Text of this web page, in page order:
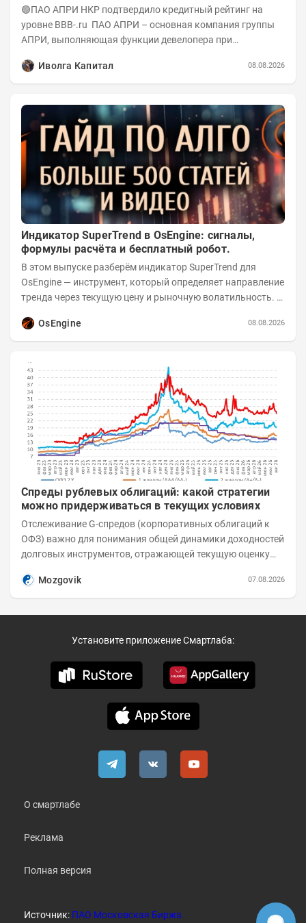
А-(RU) / Элит Строй присвоен на уровне BBB.ru)
🟢ПАО АПРИ НКР подтвердило кредитный рейтинг на
уровне BBB-.ru ПАО АПРИ – основная компания группы
АПРИ, выполняющая функции девелопера при
Иволга Капитал
08.08.2026
Индикатор SuperTrend в OsEngine: сигналы,
формулы расчёта и бесплатный робот.
В этом выпуске разберём индикатор SuperTrend для
OsEngine — инструмент, который определяет направление
тренда через текущую цену и рыночную волатильность. В
OsEngine
08.08.2026
Спреды рублевых облигаций: какой стратегии
можно придерживаться в текущих условиях
Отслеживание G-спредов (корпоративных облигаций к
ОФЗ) важно для понимания общей динамики доходностей
долговых инструментов, отражающей текущую оценку
Mozgovik
07.08.2026
Установите приложение Смартлаба:
О смартлабе
Реклама
Полная версия
Источник: ПАО Московская Биржа